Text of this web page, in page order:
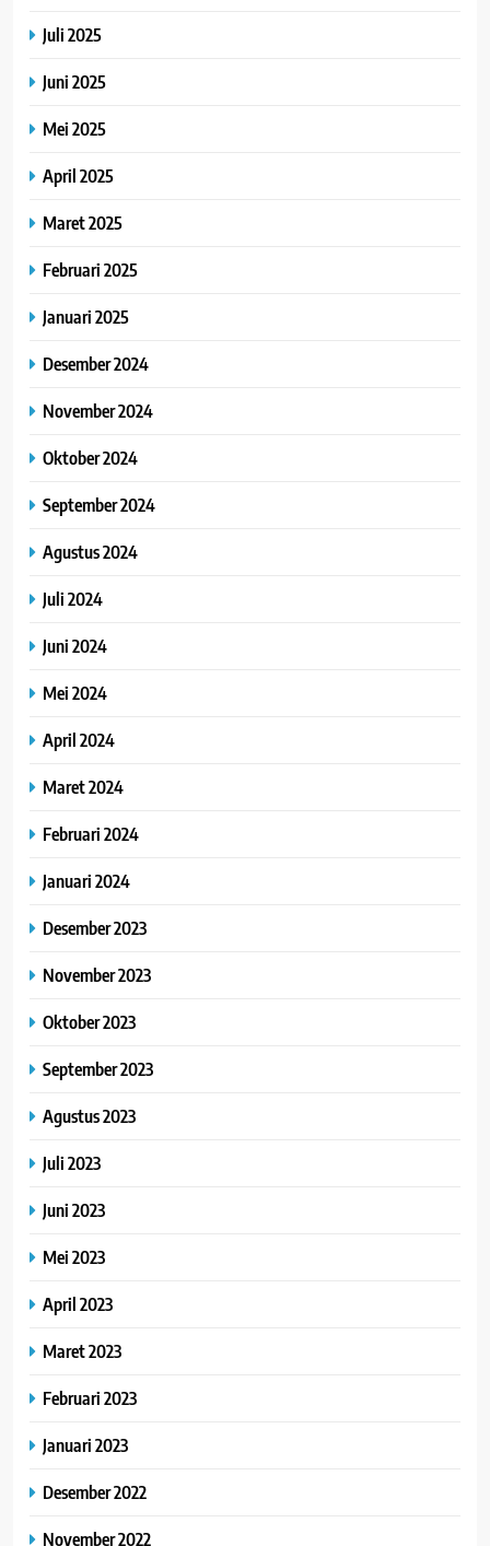
Juli 2025
Juni 2025
Mei 2025
April 2025
Maret 2025
Februari 2025
Januari 2025
Desember 2024
November 2024
Oktober 2024
September 2024
Agustus 2024
Juli 2024
Juni 2024
Mei 2024
April 2024
Maret 2024
Februari 2024
Januari 2024
Desember 2023
November 2023
Oktober 2023
September 2023
Agustus 2023
Juli 2023
Juni 2023
Mei 2023
April 2023
Maret 2023
Februari 2023
Januari 2023
Desember 2022
November 2022